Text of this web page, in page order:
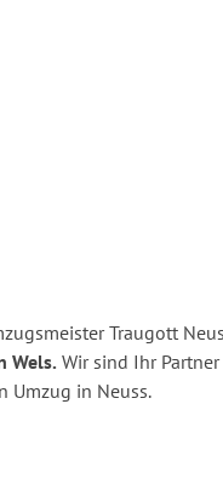
Traugott
Wels. Wir sind Ihr
Umzug in Neuss.